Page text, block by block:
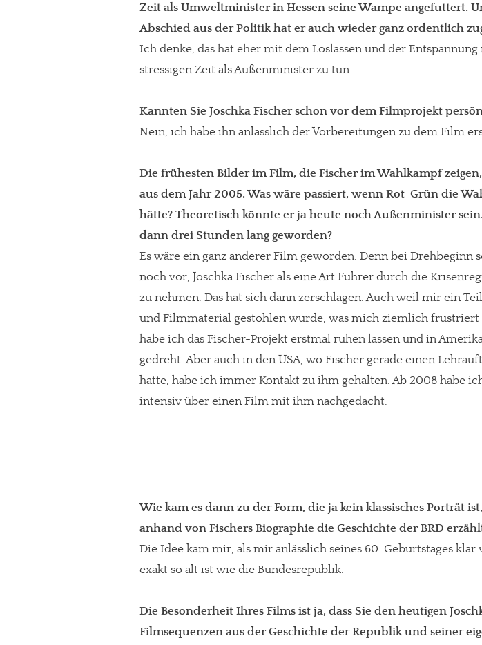
Zeit als Umweltminister in Hessen seine Wampe angefuttert.
Abschied aus der Politik hat er auch wieder ganz ordentlich
Ich denke, das hat eher mit dem Loslassen und der Entspannung
stressigen Zeit als Außenminister zu tun.
Kannten Sie Joschka Fischer schon vor dem Filmprojekt
Nein, ich habe ihn anlässlich der Vorbereitungen zu dem Film
Die frühesten Bilder im Film, die Fischer im Wahlkampf
aus dem Jahr 2005. Was wäre passiert, wenn Rot-Grün die
hätte? Theoretisch könnte er ja heute noch Außenminister
dann drei Stunden lang geworden?
Es wäre ein ganz anderer Film geworden. Denn bei Drehbeginn
noch vor, Joschka Fischer als eine Art Führer durch die
zu nehmen. Das hat sich dann zerschlagen. Auch weil mir ein
und Filmmaterial gestohlen wurde, was mich ziemlich frustriert
habe ich das Fischer-Projekt erstmal ruhen lassen und in Amerika
gedreht. Aber auch in den USA, wo Fischer gerade einen
hatte, habe ich immer Kontakt zu ihm gehalten. Ab 2008 habe
intensiv über einen Film mit ihm nachgedacht.
Wie kam es dann zu der Form, die ja kein klassisches Porträt
anhand von Fischers Biographie die Geschichte der BRD
Die Idee kam mir, als mir anlässlich seines 60. Geburtstages klar
exakt so alt ist wie die Bundesrepublik.
Die Besonderheit Ihres Films ist ja, dass Sie den heutigen
Filmsequenzen aus der Geschichte der Republik und seiner